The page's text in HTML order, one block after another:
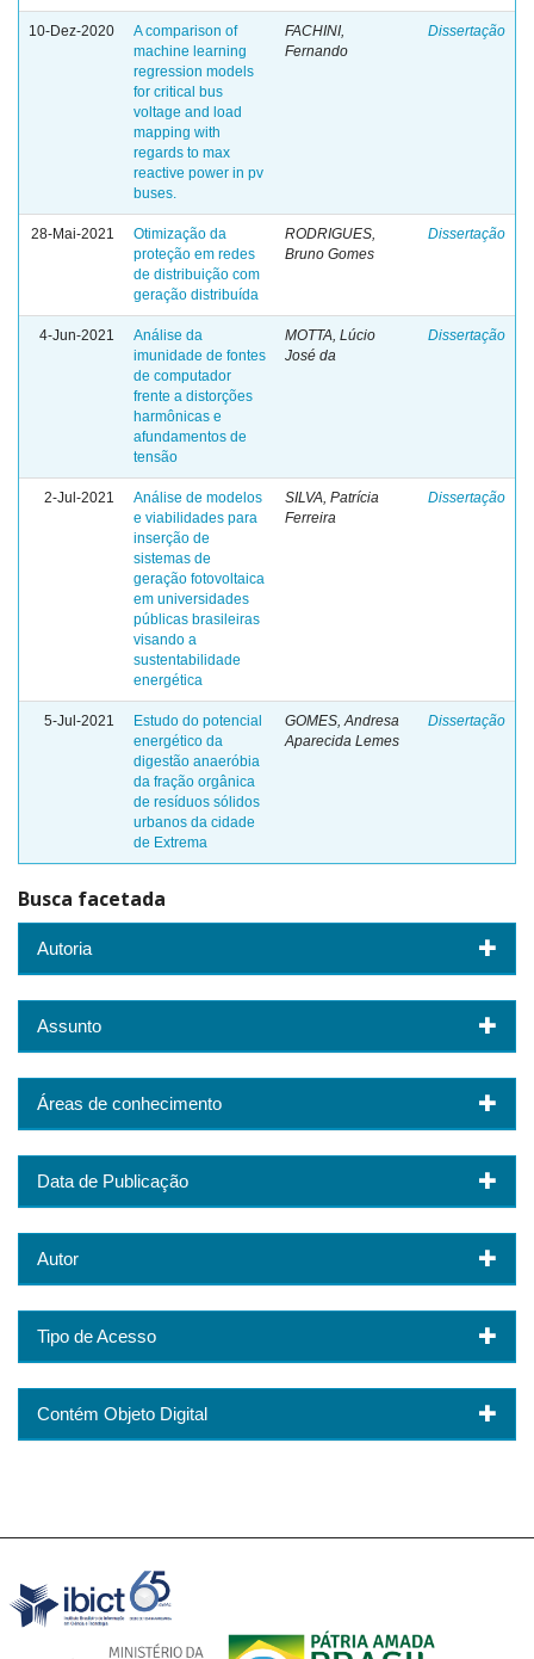
10-Dez-2020
A comparison of
machine learning
regression models
for critical bus
voltage and load
mapping with
regards to max
reactive power in pv
buses.
FACHINI,
Fernando
Dissertação
28-Mai-2021
Otimização da
proteção em redes
de distribuição com
geração distribuída
RODRIGUES,
Bruno Gomes
Dissertação
4-Jun-2021
Análise da
imunidade de fontes
de computador
frente a distorções
harmônicas e
afundamentos de
tensão
MOTTA, Lúcio
José da
Dissertação
2-Jul-2021
Análise de modelos
e viabilidades para
inserção de
sistemas de
geração fotovoltaica
em universidades
públicas brasileiras
visando a
sustentabilidade
energética
SILVA, Patrícia
Ferreira
Dissertação
5-Jul-2021
Estudo do potencial
energético da
digestão anaeróbia
da fração orgânica
de resíduos sólidos
urbanos da cidade
de Extrema
GOMES, Andresa
Aparecida Lemes
Dissertação
Busca facetada
Autoria
Assunto
Áreas de conhecimento
Data de Publicação
Autor
Tipo de Acesso
Contém Objeto Digital